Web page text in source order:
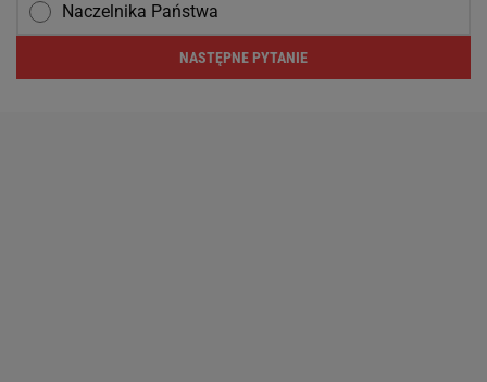
Naczelnika Państwa
NASTĘPNE PYTANIE